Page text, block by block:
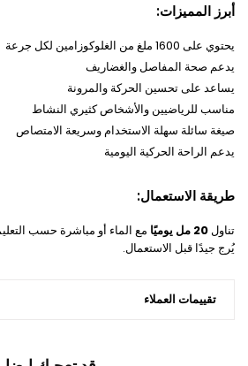
أبرز المميزات:
يحتوي على 1600 ملغ من الغلوكوزامين لكل جرعة
يدعم صحة المفاصل والغضاريف
يساعد على تحسين الحركة والمرونة
مناسب للرياضيين والأشخاص كثيري النشاط
صيغة سائلة سهلة الاستخدام وسريعة الامتصاص
يدعم الراحة الحركية اليومية
طريقة الاستعمال:
تناول 20 مل يوميًا
مع الماء أو مباشرة حسب
يُرج جيدًا قبل الاستعمال.
تقييمات العملاء